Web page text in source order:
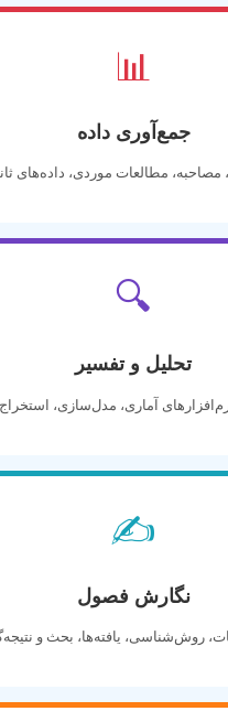
جمع‌آوری داده
مطالعات موردی، داده‌های ثانویه.
تحلیل و تفسیر
آماری، مدل‌سازی، استخراج نتایج.
✍️
نگارش فصول
یافته‌ها، بحث و نتیجه‌گیری.